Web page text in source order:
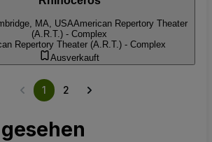
MA, USAAmerican Repertory Theater
(A.R.T.) - Complex
Repertory Theater (A.R.T.) - Complex
Ausverkauft
1 2